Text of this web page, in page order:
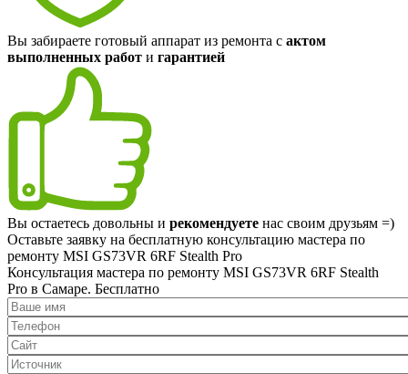
Вы забираете готовый аппарат из ремонта с актом
выполненных работ и гарантией
Вы остаетесь довольны и рекомендуете нас своим друзьям =)
Оставьте заявку на бесплатную консультацию мастера по
ремонту MSI GS73VR 6RF Stealth Pro
Консультация мастера по ремонту MSI GS73VR 6RF Stealth
Pro в Самаре. Бесплатно